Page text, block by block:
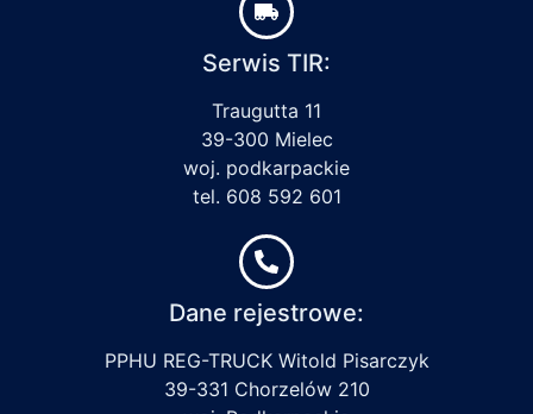
Serwis TIR:
Traugutta 11
39-300 Mielec
woj. podkarpackie
tel. 608 592 601
Dane rejestrowe:
PPHU REG-TRUCK Witold Pisarczyk
39-331 Chorzelów 210